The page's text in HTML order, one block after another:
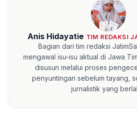
Anis Hidayatie TIM REDAKSI
Bagian dari tim redaksi
mengawal isu-isu aktual di Jawa
disusun melalui proses
penyuntingan sebelum tayang,
jurnalistik yang